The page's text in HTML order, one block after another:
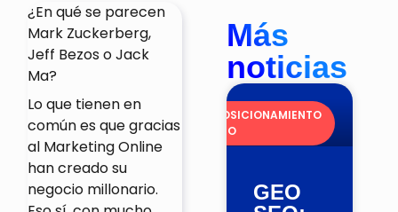
¿En qué se parecen
Mark Zuckerberg,
Jeff Bezos o Jack
Ma?
Lo que tienen en
común es que gracias
al Marketing Online
han creado su
negocio millonario.
Más
noticias
POSICIONAMIENTO
SEO
GEO